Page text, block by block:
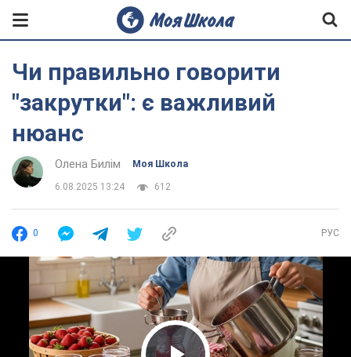
Чи правильно говорити
"закрутки": є важливий
нюанс
Олена Билім Моя Школа
6.08.2025 13:24 612
0 РУС